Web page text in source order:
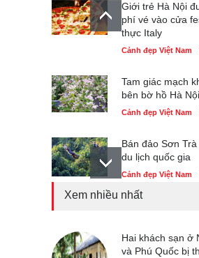
Giới trẻ Hà Nội
phí vé vào cửa
thực Italy
Cảnh đẹp Việt Nam
Tam giác mạch
bên bờ hồ Hà Nội
Cảnh đẹp Việt Nam
Bán đảo Sơn
du lịch quốc gia
Cảnh đẹp Việt Nam
Cảnh đẹp Việt Nam
Xem nhiều nhất
Hai khách sạn ở
và Phú Quốc bị